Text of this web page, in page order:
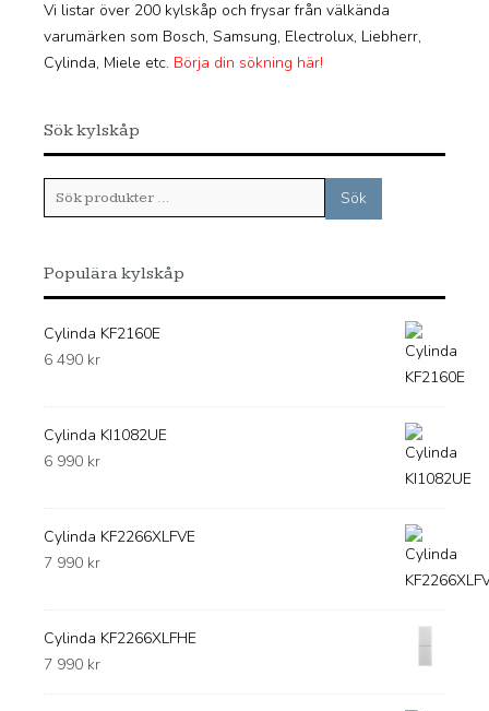
Vi listar över 200 kylskåp och frysar från välkända
varumärken som Bosch, Samsung, Electrolux, Liebherr,
Cylinda, Miele etc. Börja din sökning här!
Sök kylskåp
Sök
efter:
Sök
Populära kylskåp
Cylinda KF2160E
6 490 kr
Cylinda KI1082UE
6 990 kr
Cylinda KF2266XLFVE
7 990 kr
Cylinda KF2266XLFHE
7 990 kr